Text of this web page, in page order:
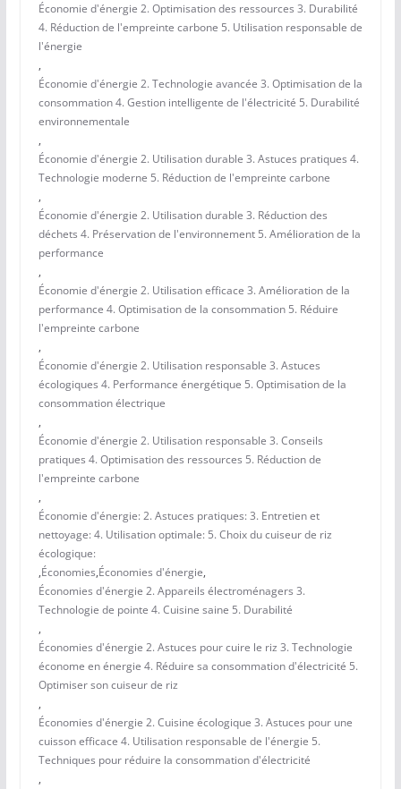
Économie d'énergie 2. Optimisation des ressources 3. Durabilité
4. Réduction de l'empreinte carbone 5. Utilisation responsable de
l'énergie
,
Économie d'énergie 2. Technologie avancée 3. Optimisation de la
consommation 4. Gestion intelligente de l'électricité 5. Durabilité
environnementale
,
Économie d'énergie 2. Utilisation durable 3. Astuces pratiques 4.
Technologie moderne 5. Réduction de l'empreinte carbone
,
Économie d'énergie 2. Utilisation durable 3. Réduction des
déchets 4. Préservation de l'environnement 5. Amélioration de la
performance
,
Économie d'énergie 2. Utilisation efficace 3. Amélioration de la
performance 4. Optimisation de la consommation 5. Réduire
l'empreinte carbone
,
Économie d'énergie 2. Utilisation responsable 3. Astuces
écologiques 4. Performance énergétique 5. Optimisation de la
consommation électrique
,
Économie d'énergie 2. Utilisation responsable 3. Conseils
pratiques 4. Optimisation des ressources 5. Réduction de
l'empreinte carbone
,
Économie d'énergie: 2. Astuces pratiques: 3. Entretien et
nettoyage: 4. Utilisation optimale: 5. Choix du cuiseur de riz
écologique:
,Économies,Économies d'énergie,
Économies d'énergie 2. Appareils électroménagers 3.
Technologie de pointe 4. Cuisine saine 5. Durabilité
,
Économies d'énergie 2. Astuces pour cuire le riz 3. Technologie
économe en énergie 4. Réduire sa consommation d'électricité 5.
Optimiser son cuiseur de riz
,
Économies d'énergie 2. Cuisine écologique 3. Astuces pour une
cuisson efficace 4. Utilisation responsable de l'énergie 5.
Techniques pour réduire la consommation d'électricité
,